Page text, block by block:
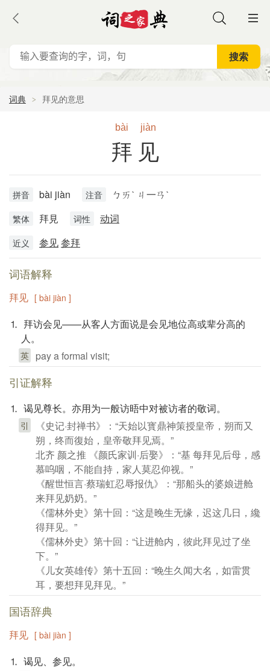
词典 拜见的意思
bài jiàn
拜见
拼音 bài jiàn 注音 ㄅㄞˋ ㄐ一ㄢˋ
繁体 拜見 词性 动词
近义 参见参拜
词语解释
拜见 [ bài jiàn ]
⒈ 拜访会见——从客人方面说是会见地位高或辈分高的
人。
英 pay a formal visit;
引证解释
⒈ 谒见尊长。亦用为一般访晤中对被访者的敬词。
引
《史记·封禅书》：“天始以寳鼎神策授皇帝，朔而又
朔，终而復始，皇帝敬拜见焉。”
北齐 颜之推 《颜氏家训·后娶》：“基 每拜见后母，感
慕呜咽，不能自持，家人莫忍仰视。”
《醒世恒言·蔡瑞虹忍辱报仇》：“那船头的婆娘进舱
来拜见奶奶。”
《儒林外史》第十回：“这是晚生无缘，迟这几日，纔
得拜见。”
《儒林外史》第十回：“让进舱内，彼此拜见过了坐
下。”
《儿女英雄传》第十五回：“晚生久闻大名，如雷贯
耳，要想拜见拜见。”
国语辞典
拜见 [ bài jiàn ]
⒈ 谒见、参见。